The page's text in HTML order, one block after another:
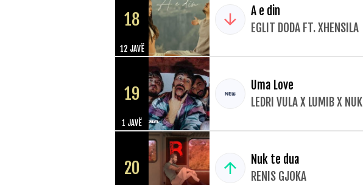
18
12 JAVË
A e din
EGLIT DODA FT. XHENSILA
19
1 JAVË
Uma Love
LEDRI VULA X LUMIB X NUK
20
Nuk te dua
RENIS GJOKA